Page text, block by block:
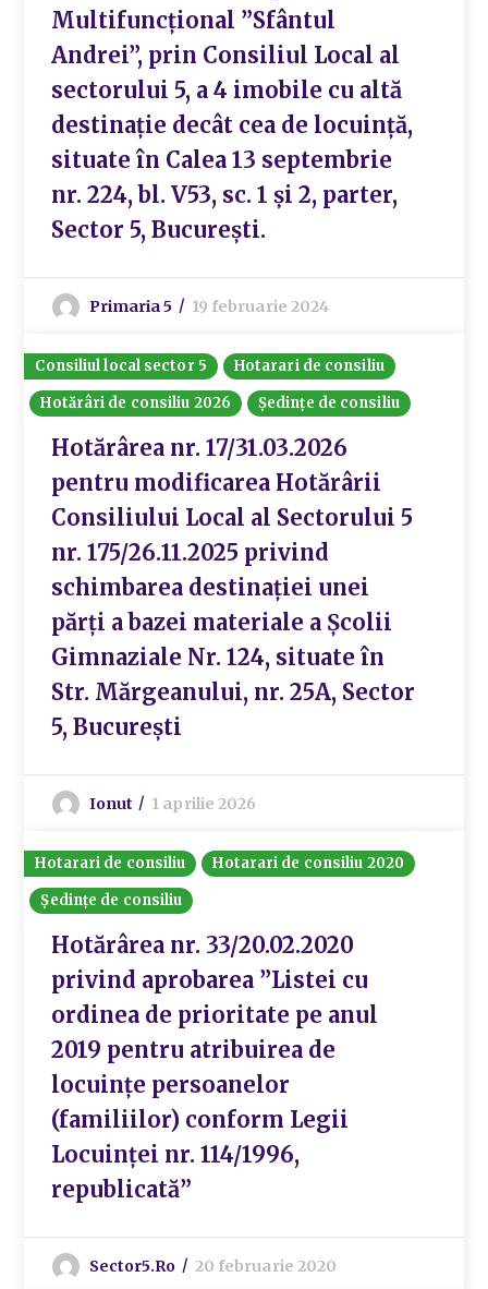
Multifuncțional ”Sfântul
Andrei”, prin Consiliul Local al
sectorului 5, a 4 imobile cu altă
destinație decât cea de locuință,
situate în Calea 13 septembrie
nr. 224, bl. V53, sc. 1 și 2, parter,
Sector 5, București.
Primaria 5 19 februarie 2024
Consiliul local sector 5
Hotarari de consiliu
Hotărâri de consiliu 2026
Ședințe de consiliu
Hotărârea nr. 17/31.03.2026
pentru modificarea Hotărârii
Consiliului Local al Sectorului 5
nr. 175/26.11.2025 privind
schimbarea destinației unei
părți a bazei materiale a Școlii
Gimnaziale Nr. 124, situate în
Str. Mărgeanului, nr. 25A, Sector
5, București
Ionut 1 aprilie 2026
Hotarari de consiliu
Hotarari de consiliu 2020
Ședințe de consiliu
Hotărârea nr. 33/20.02.2020
privind aprobarea ”Listei cu
ordinea de prioritate pe anul
2019 pentru atribuirea de
locuințe persoanelor
(familiilor) conform Legii
Locuinței nr. 114/1996,
republicată”
Sector5.ro 20 februarie 2020